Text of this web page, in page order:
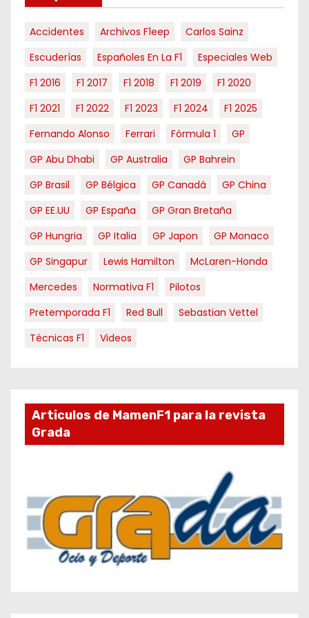
s
Accidentes Archivos F1eep
Carlos Sainz
Escuderías
Españoles En La F1
Especiales Web
F1 2016
F1 2017 F1 2018 F1 2019
F1 2020
F1 2021
F1 2022 F1 2023 F1 2024
F1 2025
Fernando Alonso
Ferrari Fórmula 1
GP
GP Abu Dhabi
GP Australia
GP Bahrein
GP Brasil
GP Bélgica GP Canadá
GP China
GP EE.UU
GP España
GP Gran Bretaña
GP Hungria
GP Italia GP Japon
GP Monaco
GP Singapur
Lewis Hamilton
McLaren-Honda
Mercedes
Normativa F1
Pilotos
Pretemporada F1
Red Bull
Sebastian Vettel
Técnicas F1
Videos
Articulos de MamenF1 para la revista
Grada